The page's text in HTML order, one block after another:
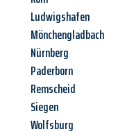
Ludwigshafen
Mönchengladbach
Nürnberg
Paderborn
Remscheid
Siegen
Wolfsburg